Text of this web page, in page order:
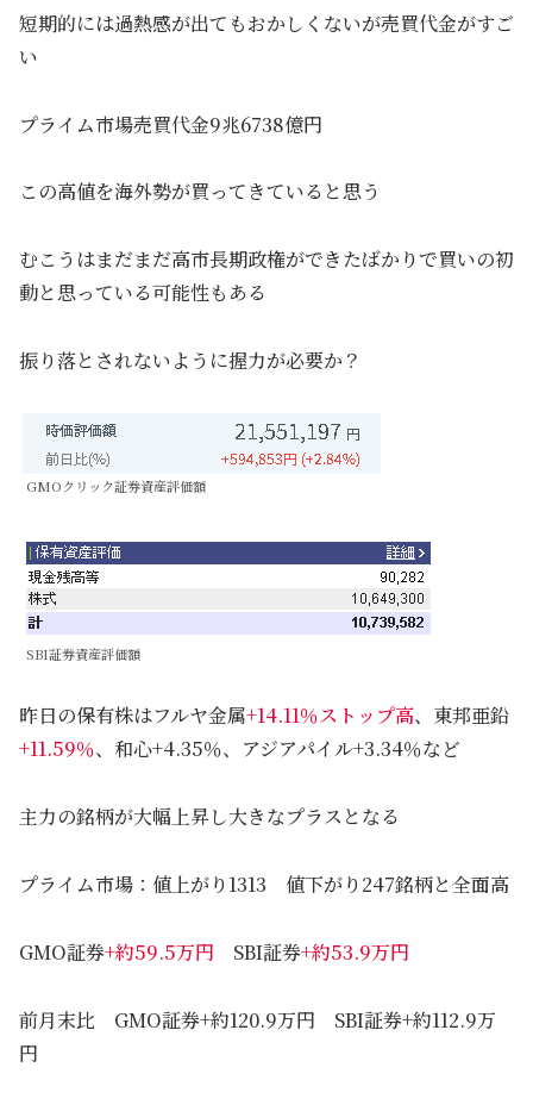
短期的には過熱感が出てもおかしくないが売買代金がすご
い
プライム市場売買代金9兆6738億円
この高値を海外勢が買ってきていると思う
むこうはまだまだ高市長期政権ができたばかりで買いの初
動と思っている可能性もある
振り落とされないように握力が必要か？
GMOクリック証券資産評価額
SBI証券資産評価額
昨日の保有株はフルヤ金属+14.11％ストップ高、東邦亜鉛
+11.59％、和心+4.35％、アジアパイル+3.34％など
主力の銘柄が大幅上昇し大きなプラスとなる
プライム市場：値上がり1313 値下がり247銘柄と全面高
GMO証券+約59.5万円 SBI証券+約53.9万円
前月末比 GMO証券+約120.9万円 SBI証券+約112.9万
円